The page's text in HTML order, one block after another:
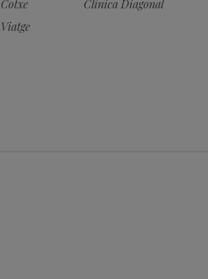
Clínica Diagonal